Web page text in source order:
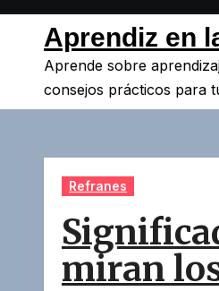
Saltar
contenido
Aprendiz en
Aprende sobre
consejos prácticos para
Refranes
miran los